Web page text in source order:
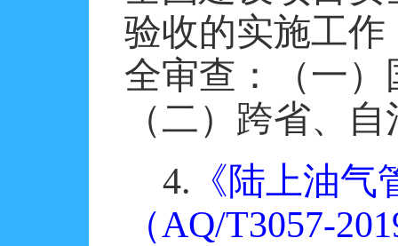
验收的实施工
全审查：（一
（二）跨省、
4. 《陆上油气
（AQ/T3057-